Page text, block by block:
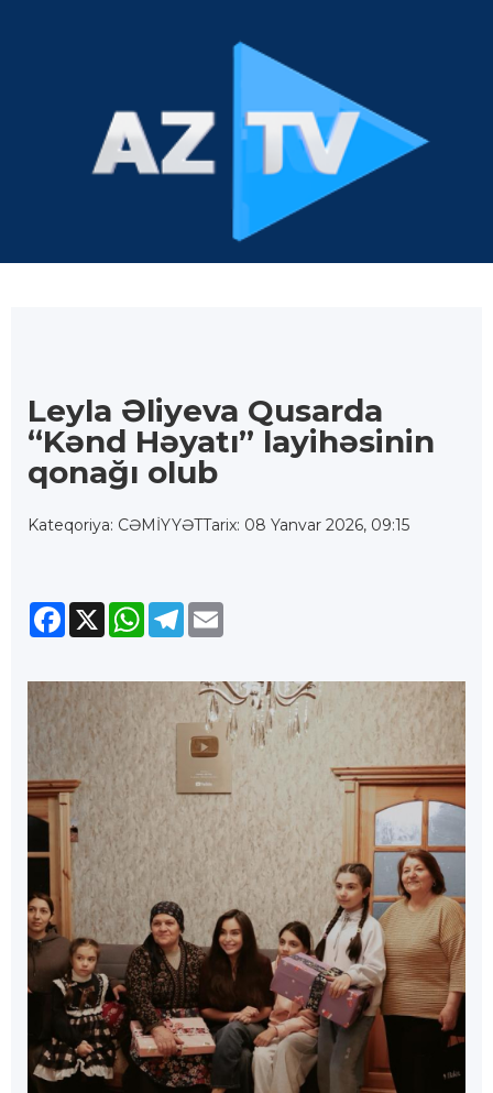
Leyla Əliyeva Qusarda
“Kənd Həyatı” layihəsinin
qonağı olub
Kateqoriya: CƏMİYYƏTTarix: 08 Yanvar 2026, 09:15
Facebook
X WhatsApp
Telegram